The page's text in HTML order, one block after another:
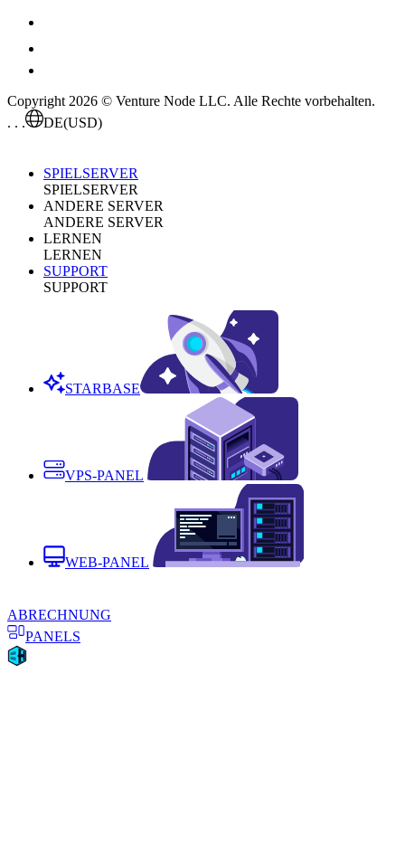
Copyright 2026 © Venture Node LLC. Alle Rechte vorbehalten.
. . .
DE(USD)
SPIELSERVER
SPIELSERVER
ANDERE SERVER
ANDERE SERVER
LERNEN
LERNEN
SUPPORT
SUPPORT
STARBASE
VPS-PANEL
WEB-PANEL
ABRECHNUNG
PANELS